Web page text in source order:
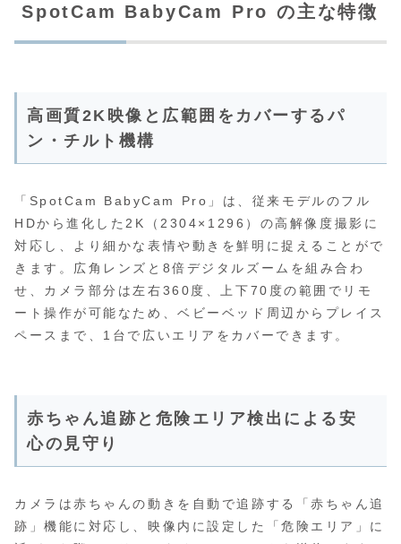
SpotCam BabyCam Pro の主な特徴
高画質2K映像と広範囲をカバーするパ
ン・チルト機構
「SpotCam BabyCam Pro」は、従来モデルのフル
HDから進化した2K（2304×1296）の高解像度撮影に
対応し、より細かな表情や動きを鮮明に捉えることがで
きます。広角レンズと8倍デジタルズームを組み合わ
せ、カメラ部分は左右360度、上下70度の範囲でリモ
ート操作が可能なため、ベビーベッド周辺からプレイス
ペースまで、1台で広いエリアをカバーできます。
赤ちゃん追跡と危険エリア検出による安
心の見守り
カメラは赤ちゃんの動きを自動で追跡する「赤ちゃん追
跡」機能に対応し、映像内に設定した「危険エリア」に